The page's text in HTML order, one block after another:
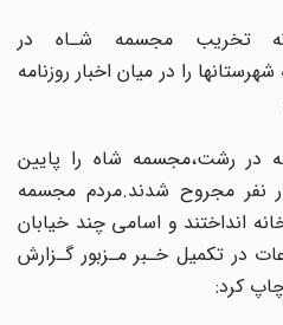
تخریب مجسمه شـاه در
را در میان اخبار‌ روزنامه‌
کـه در رشت،مجسمه شاه را پایین
نفر مجروح شدند.مردم مجسمه
انداختند و اسامی چند خیابان‌
دادند.»43 اطلاعات در تکمیل خـبر مـزبور گـزارش
کرد: